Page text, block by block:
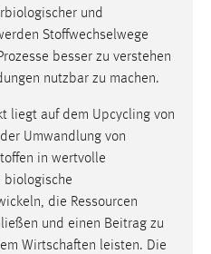
und
Stoffwechselwege
besser zu verstehen
nutzbar zu machen.
liegt auf dem Upcycling von
Umwandlung von
in wertvolle
biologische
die Ressourcen
und einen Beitrag zu
Wirtschaften leisten. Die